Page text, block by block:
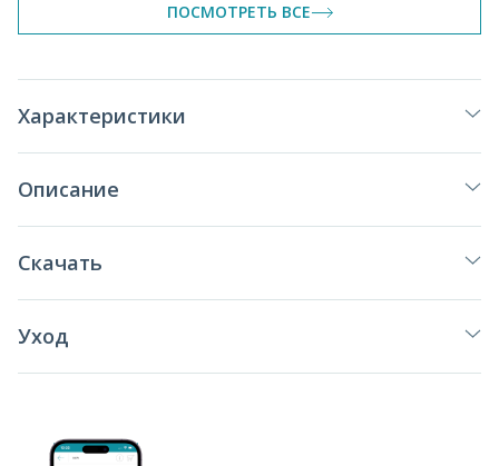
ПОСМОТРЕТЬ ВСЕ
Характеристики
Описание
Скачать
Уход